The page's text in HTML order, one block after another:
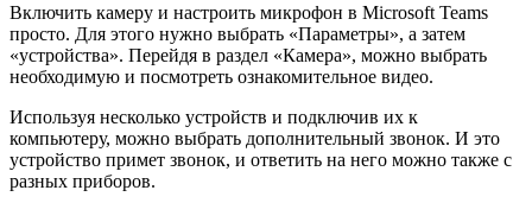
Включить камеру и настроить микрофон в Microsoft Teams
просто. Для этого нужно выбрать «Параметры», а затем
«устройства». Перейдя в раздел «Камера», можно выбрать
необходимую и посмотреть ознакомительное видео.
Используя несколько устройств и подключив их к
компьютеру, можно выбрать дополнительный звонок. И это
устройство примет звонок, и ответить на него можно также с
разных приборов.